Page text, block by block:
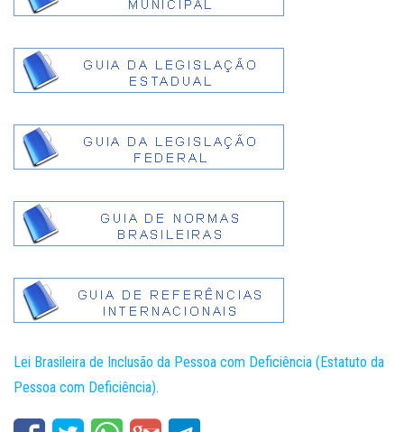
Lei Brasileira de Inclusão da Pessoa com Deficiência (Estatuto da
Pessoa com Deficiência).